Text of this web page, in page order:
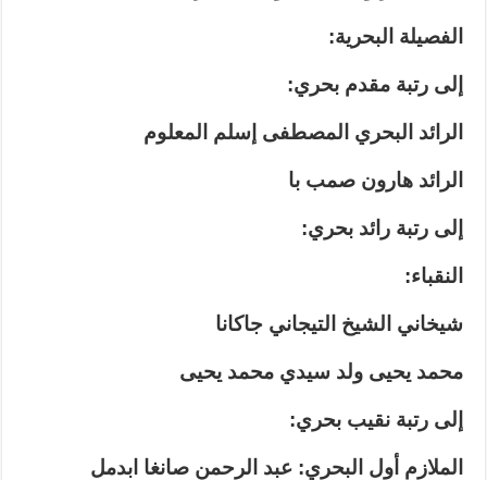
الفصيلة البحرية:
إلى رتبة مقدم بحري:
الرائد البحري المصطفى إسلم المعلوم
الرائد هارون صمب با
إلى رتبة رائد بحري:
النقباء:
شيخاني الشيخ التيجاني جاكانا
محمد يحيى ولد سيدي محمد يحيى
إلى رتبة نقيب بحري:
الملازم أول البحري: عبد الرحمن صانغا ابدمل